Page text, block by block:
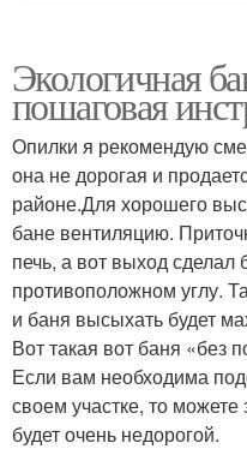
Экологичная
пошаговая
Опилки я рекомендую
она не дорогая и
районе.Для хорошего
бане вентиляцию.
печь, а вот выход
противоположном углу.
и баня высыхать будет
Вот такая вот баня «без
Если вам необходима
своем участке, то
будет очень недорогой.